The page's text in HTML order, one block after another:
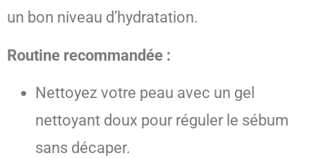
un bon niveau d’hydratation.
Routine recommandée :
Nettoyez votre peau avec un gel
nettoyant doux pour réguler le sébum
sans décaper.